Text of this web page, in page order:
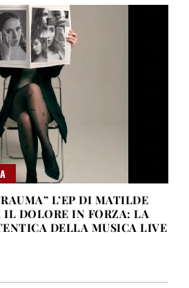
L’EP DI MATILDE
IL DOLORE IN FORZA: LA
DELLA MUSICA LIVE